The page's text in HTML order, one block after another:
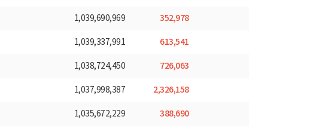
1,039,690,969 352,978
1,039,337,991 613,541
1,038,724,450 726,063
1,037,998,387 2,326,158
1,035,672,229 388,690